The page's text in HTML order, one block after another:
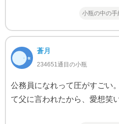
小瓶の中の手
蒼月
234651通目の小瓶
公務員になれって圧がすごい
て父に言われたから、愛想笑